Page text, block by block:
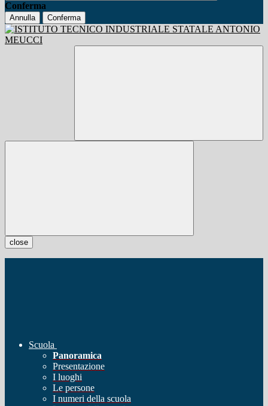
Conferma
Annulla Conferma
close
Scuola
Panoramica
Presentazione
I luoghi
Le persone
I numeri della scuola